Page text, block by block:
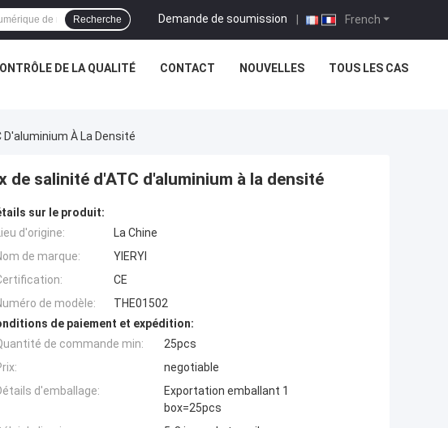
French
Demande de soumission |
Recherche
DE LA QUALITÉ CONTACT NOUVELLES TOUS LES CAS
À La Densité
salinité d'ATC d'aluminium à la densité
sur le produit:
d'origine:
La Chine
de marque:
YIERYI
CE
de modèle:
THE01502
de paiement et expédition:
de commande min:
25pcs
negotiable
d'emballage:
Exportation emballant 1
box=25pcs